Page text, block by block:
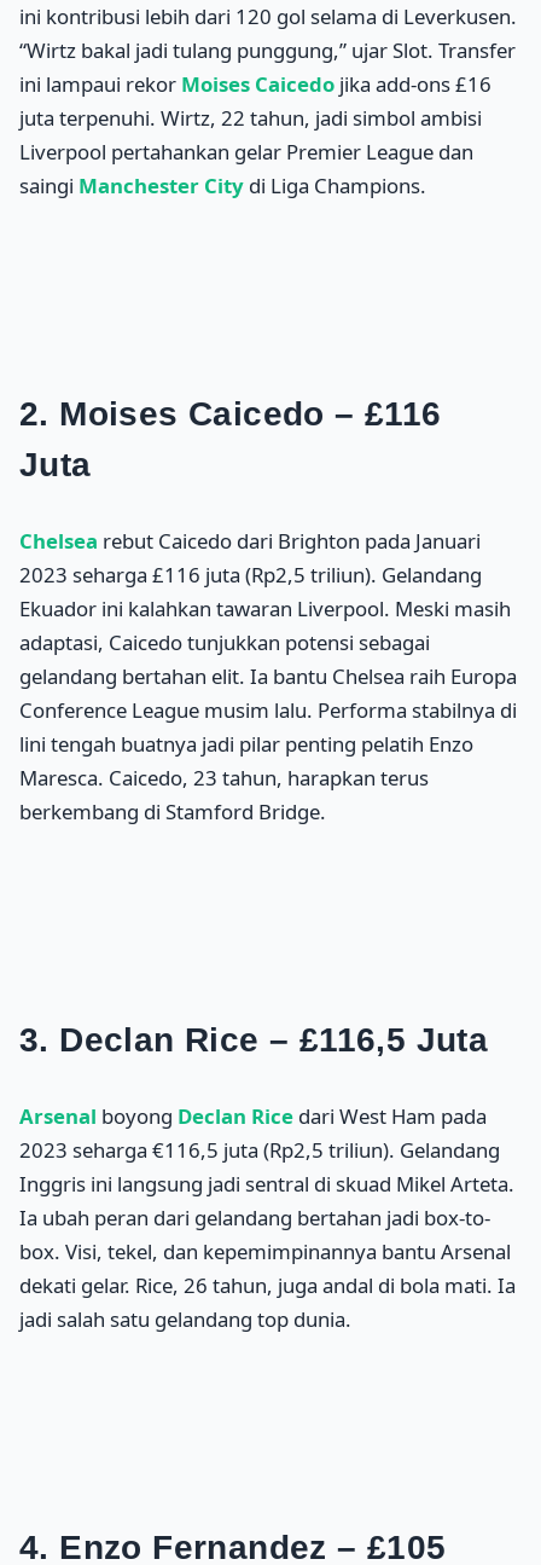
ini kontribusi lebih dari 120 gol selama di Leverkusen.
“Wirtz bakal jadi tulang punggung,” ujar Slot. Transfer
ini lampaui rekor Moises Caicedo jika add-ons £16
juta terpenuhi. Wirtz, 22 tahun, jadi simbol ambisi
Liverpool pertahankan gelar Premier League dan
saingi Manchester City di Liga Champions.
2. Moises Caicedo – £116
Juta
Chelsea rebut Caicedo dari Brighton pada Januari
2023 seharga £116 juta (Rp2,5 triliun). Gelandang
Ekuador ini kalahkan tawaran Liverpool. Meski masih
adaptasi, Caicedo tunjukkan potensi sebagai
gelandang bertahan elit. Ia bantu Chelsea raih Europa
Conference League musim lalu. Performa stabilnya di
lini tengah buatnya jadi pilar penting pelatih Enzo
Maresca. Caicedo, 23 tahun, harapkan terus
berkembang di Stamford Bridge.
3. Declan Rice – £116,5 Juta
Arsenal boyong Declan Rice dari West Ham pada
2023 seharga €116,5 juta (Rp2,5 triliun). Gelandang
Inggris ini langsung jadi sentral di skuad Mikel Arteta.
Ia ubah peran dari gelandang bertahan jadi box-to-
box. Visi, tekel, dan kepemimpinannya bantu Arsenal
dekati gelar. Rice, 26 tahun, juga andal di bola mati. Ia
jadi salah satu gelandang top dunia.
4. Enzo Fernandez – £105